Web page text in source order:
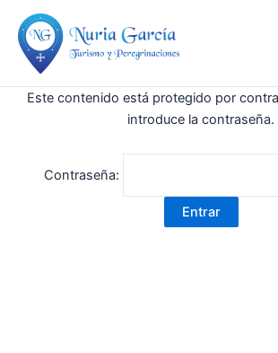
contenido
Este contenido está protegido por
introduce la contraseña.
Contraseña: